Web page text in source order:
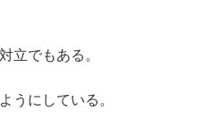
立でもある。
うにしている。